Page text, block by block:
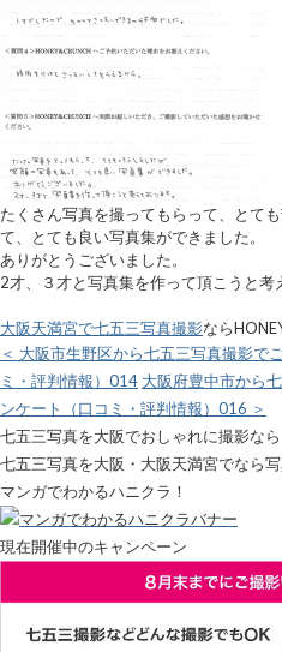
たくさん写真を撮ってもらって、とて
て、とても良い写真集ができました。
ありがとうございました。
2才、３才と写真集を作って頂こうと考
大阪天満宮で七五三写真撮影なら
＜ 大阪市生野区から七五三写真撮影で
ミ・評判情報）014 大阪府豊中市から
ンケート（口コミ・評判情報）016 ＞
七五三写真を大阪でおしゃれに撮影なら
七五三写真を大阪・大阪天満宮でなら
マンガでわかるハニクラ！
現在開催中のキャンペーン